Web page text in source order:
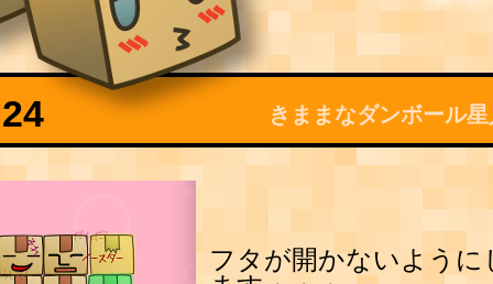
きままなダンボール
フタが開かないよう